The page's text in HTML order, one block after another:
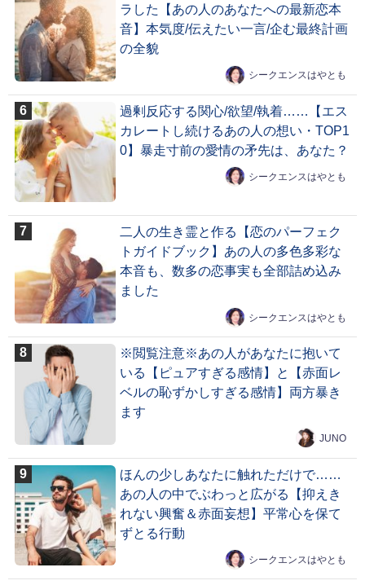
ラした【あの人のあなたへの最新恋本
音】本気度/伝えたい一言/企む最終計画
の全貌
シークエンスはやとも
過剰反応する関心/欲望/執着……【エス
カレートし続けるあの人の想い・TOP1
0】暴走寸前の愛情の矛先は、あなた？
シークエンスはやとも
二人の生き霊と作る【恋のパーフェク
トガイドブック】あの人の多色多彩な
本音も、数多の恋事実も全部詰め込み
ました
シークエンスはやとも
※閲覧注意※あの人があなたに抱いて
いる【ピュアすぎる感情】と【赤面レ
ベルの恥ずかしすぎる感情】両方暴き
ます
JUNO
ほんの少しあなたに触れただけで……
あの人の中でぶわっと広がる【抑えき
れない興奮＆赤面妄想】平常心を保て
ずとる行動
シークエンスはやとも